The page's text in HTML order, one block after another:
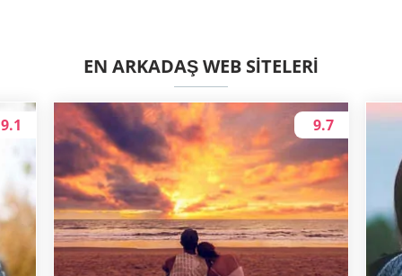
EN ARKADAŞ WEB SITELERI
9.1 9.7